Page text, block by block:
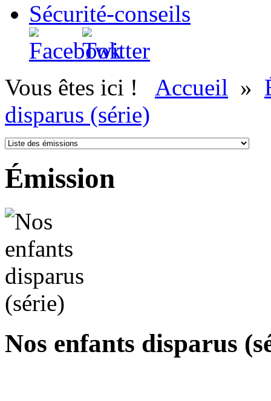
Sécurité-conseils
Vous êtes ici ! Accueil »
disparus (série)
Émission
Nos enfants disparus